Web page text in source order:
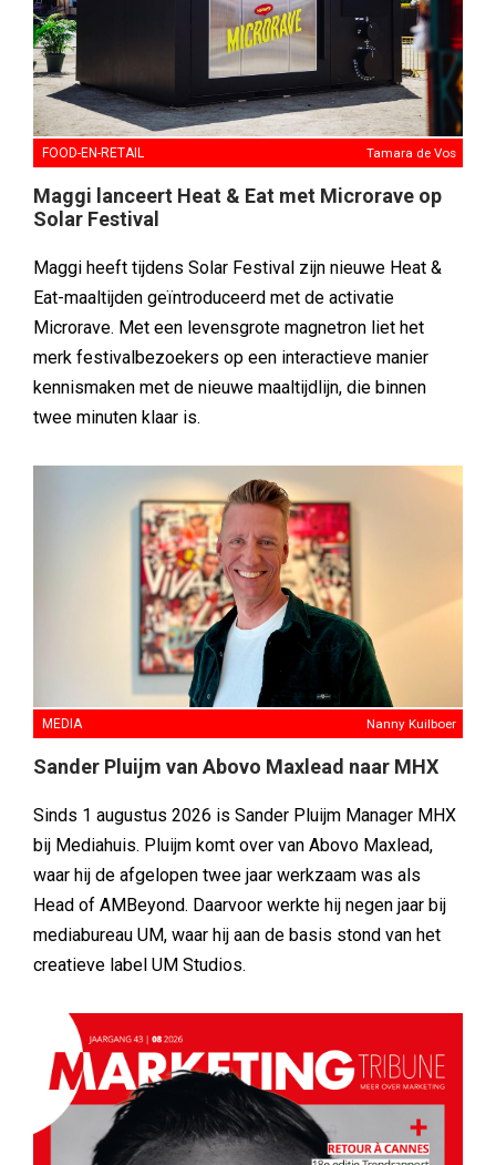
FOOD-EN-RETAIL Tamara de Vos
Maggi lanceert Heat & Eat met Microrave op
Solar Festival
Maggi heeft tijdens Solar Festival zijn nieuwe Heat &
Eat-maaltijden geïntroduceerd met de activatie
Microrave. Met een levensgrote magnetron liet het
merk festivalbezoekers op een interactieve manier
kennismaken met de nieuwe maaltijdlijn, die binnen
twee minuten klaar is.
MEDIA Nanny Kuilboer
Sander Pluijm van Abovo Maxlead naar MHX
Sinds 1 augustus 2026 is Sander Pluijm Manager MHX
bij Mediahuis. Pluijm komt over van Abovo Maxlead,
waar hij de afgelopen twee jaar werkzaam was als
Head of AMBeyond. Daarvoor werkte hij negen jaar bij
mediabureau UM, waar hij aan de basis stond van het
creatieve label UM Studios.